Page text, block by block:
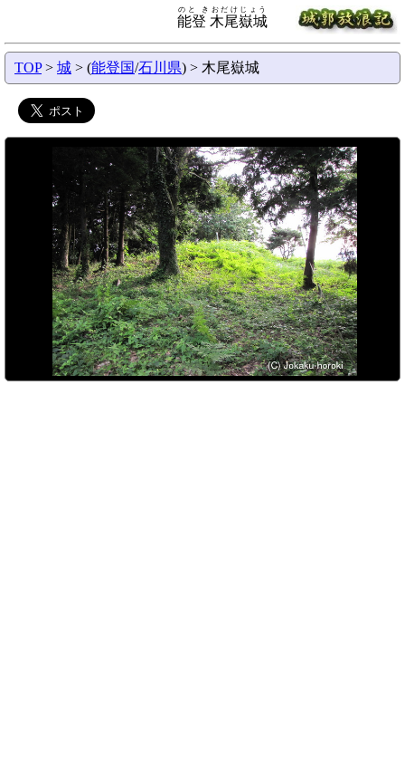
能登 木尾嶽城
のと きおだけじょう
TOP> 城 > (能登国/石川県) > 木尾嶽城